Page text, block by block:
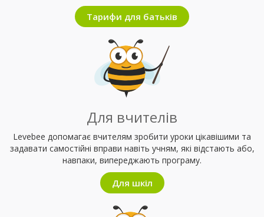
Тарифи для батьків
Для вчителів
Levebee допомагає вчителям зробити уроки цікавішими та
задавати самостійні вправи навіть учням, які відстають або,
навпаки, випереджають програму.
Для шкіл